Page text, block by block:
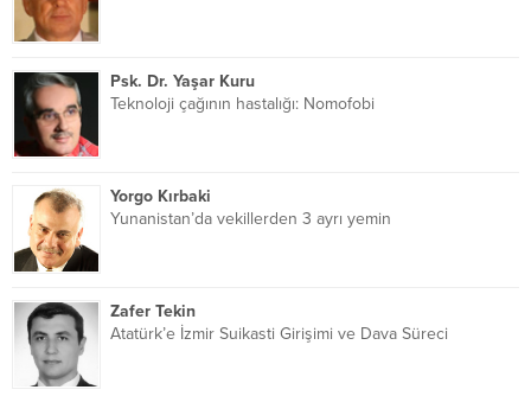
Psk. Dr. Yaşar Kuru
Teknoloji çağının hastalığı: Nomofobi
Yorgo Kırbaki
Yunanistan’da vekillerden 3 ayrı yemin
Zafer Tekin
Atatürk’e İzmir Suikasti Girişimi ve Dava Süreci